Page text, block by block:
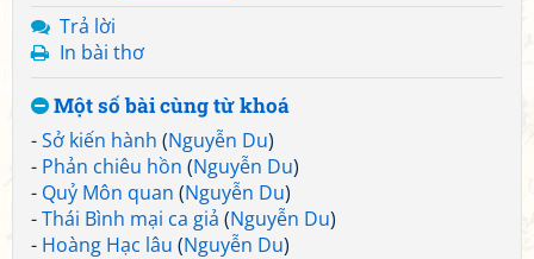
Trả lời
In bài thơ
Một số bài cùng từ khoá
-Sở kiến hành (Nguyễn Du)
- Phản chiêu hồn (Nguyễn Du)
- Quỷ Môn quan (Nguyễn Du)
-Thái Bình mại ca giả (Nguyễn Du)
- Hoàng Hạc lâu (Nguyễn Du)